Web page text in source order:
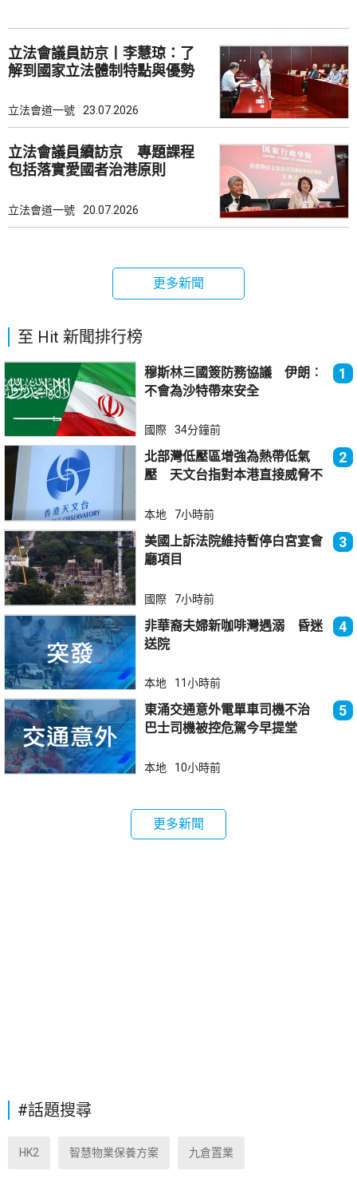
立法會議員訪京丨李慧琼：了
解到國家立法體制特點與優勢
立法會道一號 23.07.2026
立法會議員續訪京 專題課程
包括落實愛國者治港原則
立法會道一號 20.07.2026
更多新聞
至 Hit 新聞排行榜
穆斯林三國簽防務協議 伊朗︰
不會為沙特帶來安全
1
國際 34分鐘前
北部灣低壓區增強為熱帶低氣
壓 天文台指對本港直接威脅不
2
本地 7小時前
美國上訴法院維持暫停白宮宴會
廳項目
3
國際 7小時前
非華裔夫婦新咖啡灣遇溺 昏迷
送院
4
本地 11小時前
東涌交通意外電單車司機不治
巴士司機被控危駕今早提堂
5
本地 10小時前
更多新聞
#話題搜尋
HK2 智慧物業保養方案 九倉置業